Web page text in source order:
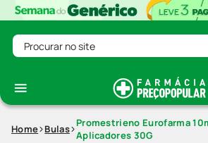
Procurar no site
Home Bulas Promestrieno Eurofarma
Aplicadores 30G